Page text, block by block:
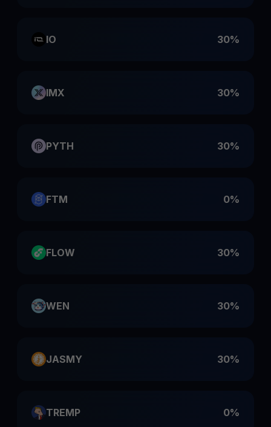
IO 30%
IMX 30%
PYTH 30%
FTM 0%
FLOW 30%
WEN 30%
JASMY 30%
TREMP 0%